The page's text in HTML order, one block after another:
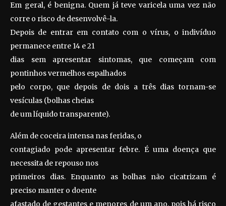
Em geral, é benigna. Quem já teve varicela uma vez não
corre o risco de desenvolvê-la.
Depois de entrar em contato com o vírus, o indivíduo
permanece entre 14 e 21
dias sem apresentar sintomas, que começam com
pontinhos vermelhos espalhados
pelo corpo, que depois de dois a três dias tornam-se
vesículas (bolhas cheias
de um líquido transparente).
Além de coceira intensa nas feridas, o
contagiado pode apresentar febre. É uma doença que
necessita de repouso nos
primeiros dias. Enquanto as bolhas não cicatrizam é
preciso manter o doente
afastado de gestantes e menores de um ano, pois há risco